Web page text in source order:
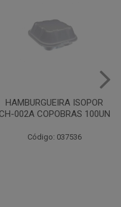
CAIXA PARDA PIZZA N30
OITAVADA BALUARTE C/10
Código: 001124